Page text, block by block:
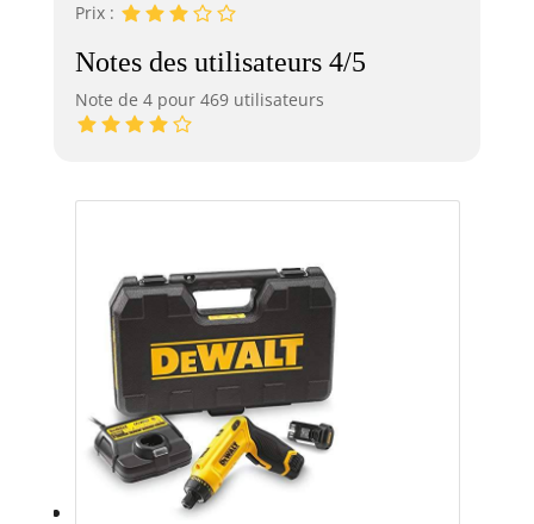
Prix :
Notes des utilisateurs 4/5
Note de 4 pour 469 utilisateurs